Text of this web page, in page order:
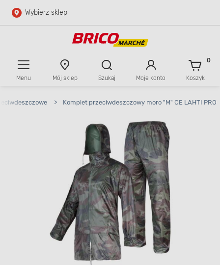
Przejdź do głównej zawartości
Wybierz sklep
Menu Mój sklep Szukaj Moje konto Koszyk
0
> Komplet przeciwdeszczowy moro "M" CE LAHTI PRO